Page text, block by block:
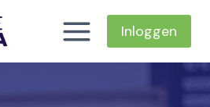
Inloggen